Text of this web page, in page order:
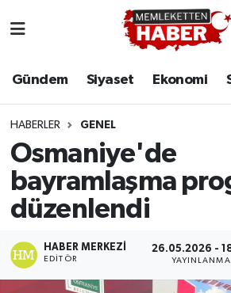
Gündem Siyaset Ekonomi
HABERLER GENEL
Osmaniye'de
bayramlaşma
düzenlendi
HABER MERKEZI
EDITÖR
26.05.2026 -
YAYINLANMA